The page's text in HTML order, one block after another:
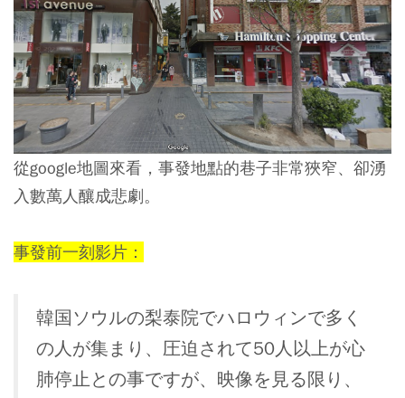
從google地圖來看，事發地點的巷子非常狹窄、卻湧
入數萬人釀成悲劇。
事發前一刻影片：
韓国ソウルの梨泰院でハロウィンで多く
の人が集まり、圧迫されて50人以上が心
肺停止との事ですが、映像を見る限り、